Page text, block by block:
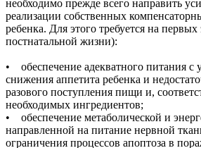
необходимо прежде всего направить
реализации собственных
ребенка. Для этого требуется на
постнатальной жизни):
• обеспечение адекватного питания с
снижения аппетита ребенка и
разового поступления пищи и,
необходимых ингредиентов;
• обеспечение метаболической и
направленной на питание нервной
ограничения процессов апоптоза в